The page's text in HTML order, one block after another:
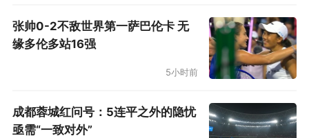
张帅0-2不敌世界第一萨巴伦卡 无
缘多伦多站16强
5小时前
成都蓉城红问号：5连平之外的隐忧
亟需“一致对外”